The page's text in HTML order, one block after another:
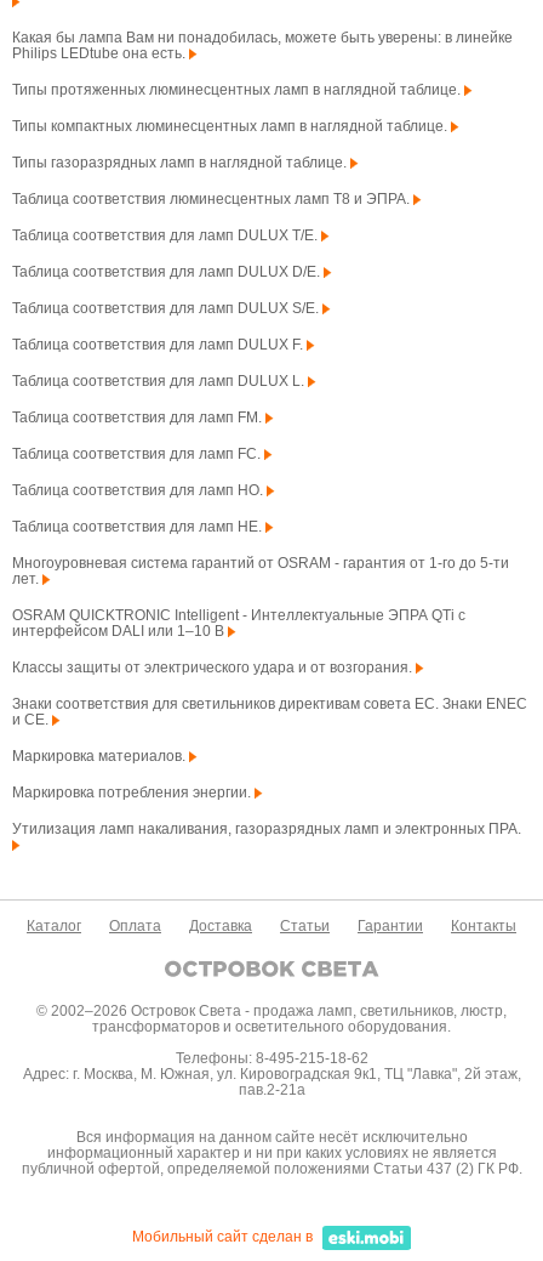
Какая бы лампа Вам ни понадобилась, можете быть уверены: в линейке
Philips LEDtube она есть.
Типы протяженных люминесцентных ламп в наглядной таблице.
Типы компактных люминесцентных ламп в наглядной таблице.
Типы газоразрядных ламп в наглядной таблице.
Таблица соответствия люминесцентных ламп T8 и ЭПРА.
Таблица соответствия для ламп DULUX T/E.
Таблица соответствия для ламп DULUX D/E.
Таблица соответствия для ламп DULUX S/E.
Таблица соответствия для ламп DULUX F.
Таблица соответствия для ламп DULUX L.
Таблица соответствия для ламп FM.
Таблица соответствия для ламп FC.
Таблица соответствия для ламп HO.
Таблица соответствия для ламп HE.
Многоуровневая система гарантий от OSRAM - гарантия от 1-го до 5-ти
лет.
OSRAM QUICKTRONIC Intelligent - Интеллектуальные ЭПРА QTi с
интерфейсом DALI или 1–10 В
Классы защиты от электрического удара и от возгорания.
Знаки соответствия для светильников директивам совета ЕС. Знаки ENEC
и CE.
Маркировка материалов.
Маркировка потребления энергии.
Утилизация ламп накаливания, газоразрядных ламп и электронных ПРА.
Каталог Оплата Доставка Статьи Гарантии Контакты
© 2002–2026 Островок Света - продажа ламп, светильников, люстр,
трансформаторов и осветительного оборудования.
Телефоны: 8-495-215-18-62
Адрес: г. Москва, М. Южная, ул. Кировоградская 9к1, ТЦ "Лавка", 2й этаж,
пав.2-21а
Вся информация на данном сайте несёт исключительно
информационный характер и ни при каких условиях не является
публичной офертой, определяемой положениями Статьи 437 (2) ГК РФ.
Мобильный сайт сделан в